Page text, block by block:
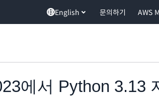
English 문의하기 AWS
에서 Python 3.13